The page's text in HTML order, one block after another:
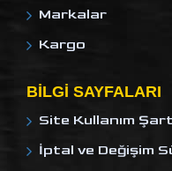
Markalar
Kargo
BILGI SAYFALARI
Site Kullanım
İptal ve Değişim